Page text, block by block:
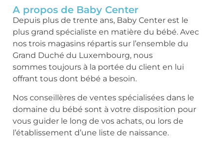
A propos de Baby Center
Depuis plus de trente ans, Baby Center est le
plus grand spécialiste en matière du bébé. Avec
nos trois magasins répartis sur l’ensemble du
Grand Duché du Luxembourg, nous
sommes toujours à la portée du client en lui
offrant tous dont bébé a besoin.
Nos conseillères de ventes spécialisées dans le
domaine du bébé sont à votre disposition pour
vous guider le long de vos achats, ou lors de
l’établissement d’une liste de naissance.